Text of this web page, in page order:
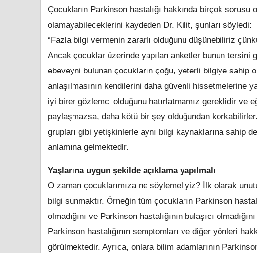
Çocukların Parkinson hastalığı hakkında birçok
olamayabileceklerini kaydeden Dr. Kilit, şunları söyledi:
“Fazla bilgi vermenin zararlı olduğunu düşünebiliriz
Ancak çocuklar üzerinde yapılan anketler bunun tersini
ebeveyni bulunan çocukların çoğu, yeterli bilgiye sahip
anlaşılmasının kendilerini daha güvenli hissetmelerine
iyi birer gözlemci olduğunu hatırlatmamız gereklidir ve
paylaşmazsa, daha kötü bir şey olduğundan
grupları gibi yetişkinlerle aynı bilgi kaynaklarına sahip
anlamına gelmektedir.
Yaşlarına uygun şekilde açıklama yapılmalı
O zaman çocuklarımıza ne söylemeliyiz? İlk olarak
bilgi sunmaktır. Örneğin tüm çocukların Parkinson
olmadığını ve Parkinson hastalığının bulaşıcı
Parkinson hastalığının semptomları ve diğer yönleri
görülmektedir. Ayrıca, onlara bilim adamlarının